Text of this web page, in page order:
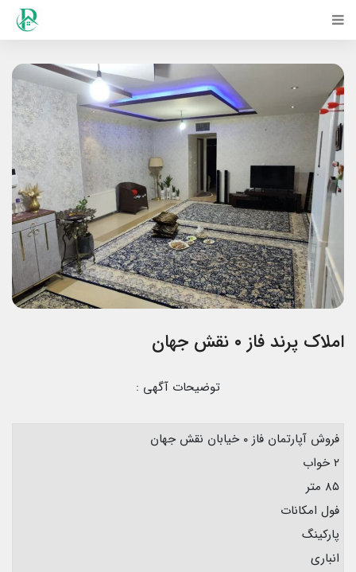
املاک پرند فاز ۰ نقش جهان
توضیحات آگهی :
فروش آپارتمان فاز ۰ خیابان نقش جهان
۲ خواب
۸۵ متر
فول امکانات
پارکینگ
انباری